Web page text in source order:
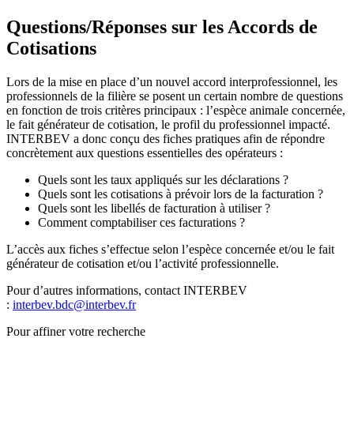
Questions/Réponses sur les Accords de
Cotisations
Lors de la mise en place d’un nouvel accord interprofessionnel, les
professionnels de la filière se posent un certain nombre de questions
en fonction de trois critères principaux : l’espèce animale concernée,
le fait générateur de cotisation, le profil du professionnel impacté.
INTERBEV a donc conçu des fiches pratiques afin de répondre
concrètement aux questions essentielles des opérateurs :
Quels sont les taux appliqués sur les déclarations ?
Quels sont les cotisations à prévoir lors de la facturation ?
Quels sont les libellés de facturation à utiliser ?
Comment comptabiliser ces facturations ?
L’accès aux fiches s’effectue selon l’espèce concernée et/ou le fait
générateur de cotisation et/ou l’activité professionnelle.
Pour d’autres informations, contact INTERBEV
: interbev.bdc@interbev.fr
Pour affiner votre recherche